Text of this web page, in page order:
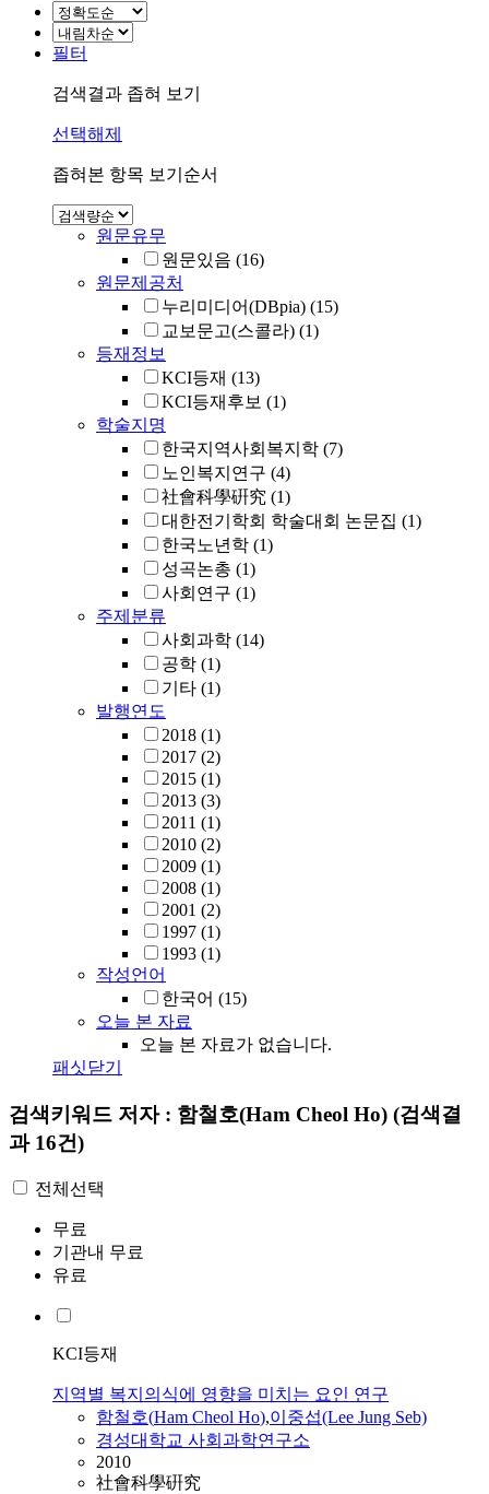
필터
검색결과 좁혀 보기
선택해제
좁혀본 항목 보기순서
원문유무
원문있음 (16)
원문제공처
누리미디어(DBpia) (15)
교보문고(스콜라) (1)
등재정보
KCI등재 (13)
KCI등재후보 (1)
학술지명
한국지역사회복지학 (7)
노인복지연구 (4)
社會科學硏究 (1)
대한전기학회 학술대회 논문집 (1)
한국노년학 (1)
성곡논총 (1)
사회연구 (1)
주제분류
사회과학 (14)
공학 (1)
기타 (1)
발행연도
2018 (1)
2017 (2)
2015 (1)
2013 (3)
2011 (1)
2010 (2)
2009 (1)
2008 (1)
2001 (2)
1997 (1)
1993 (1)
작성언어
한국어 (15)
오늘 본 자료
오늘 본 자료가 없습니다.
패싯닫기
검색키워드 저자 : 함철호(Ham Cheol Ho) (검색결
과 16건)
전체선택
무료
기관내 무료
유료
KCI등재
지역별 복지의식에 영향을 미치는 요인 연구
함철호(Ham Cheol Ho),이중섭(Lee Jung Seb)
경성대학교 사회과학연구소
2010
社會科學硏究